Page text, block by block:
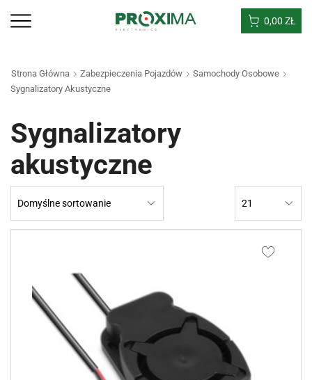
0,00 ZŁ
Strona Główna Zabezpieczenia Pojazdów
Samochody Osobowe
Sygnalizatory Akustyczne
Sygnalizatory
akustyczne